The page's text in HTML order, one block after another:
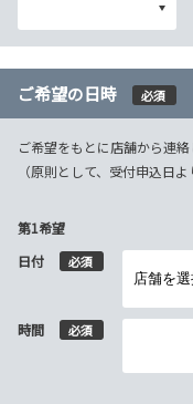
ご希望の日時 必須
ご希望をもとに店舗から連
（原則として、受付申込日
第1希望
日付
必須
時間 必須